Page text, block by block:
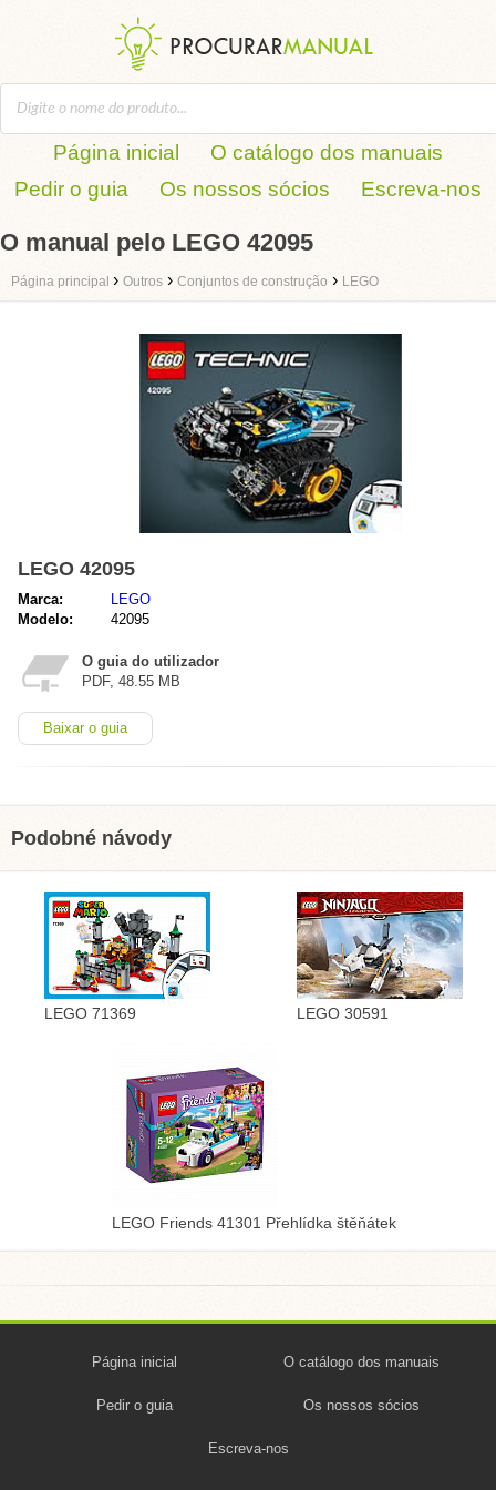
Página inicial
O catálogo dos manuais
Pedir o guia
Os nossos sócios Escreva-nos
O manual pelo LEGO 42095
Página principal › Outros › Conjuntos de construção › LEGO
LEGO 42095
Marca:
LEGO
Modelo:
42095
O guia do utilizador
PDF, 48.55 MB
Baixar o guia
Podobné návody
LEGO 71369 LEGO 30591
LEGO Friends 41301 Přehlídka štěňátek
Página inicial O catálogo dos manuais
Pedir o guia Os nossos sócios
Escreva-nos